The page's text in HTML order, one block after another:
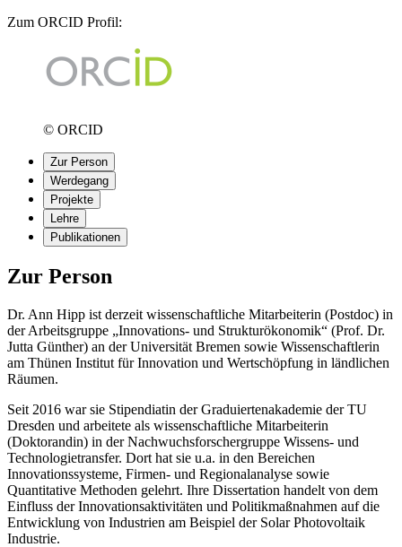
Zum ORCID Profil:
© ORCID
Zur Person
Werdegang
Projekte
Lehre
Publikationen
Zur Person
Dr. Ann Hipp ist derzeit wissenschaftliche Mitarbeiterin (Postdoc) in
der Arbeitsgruppe „Innovations- und Strukturökonomik“ (Prof. Dr.
Jutta Günther) an der Universität Bremen sowie Wissenschaftlerin
am Thünen Institut für Innovation und Wertschöpfung in ländlichen
Räumen.
Seit 2016 war sie Stipendiatin der Graduiertenakademie der TU
Dresden und arbeitete als wissenschaftliche Mitarbeiterin
(Doktorandin) in der Nachwuchsforschergruppe Wissens- und
Technologietransfer. Dort hat sie u.a. in den Bereichen
Innovationssysteme, Firmen- und Regionalanalyse sowie
Quantitative Methoden gelehrt. Ihre Dissertation handelt von dem
Einfluss der Innovationsaktivitäten und Politikmaßnahmen auf die
Entwicklung von Industrien am Beispiel der Solar Photovoltaik
Industrie.